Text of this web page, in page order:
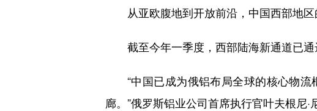
从亚欧腹地到开放前沿，中国西部地区
截至今年一季度，西部陆海新通道已通
“中国已成为俄铝布局全球的核心物流
廊。”俄罗斯铝业公司首席执行官叶夫根尼·